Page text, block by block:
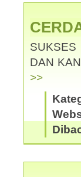
SUKSES
DAN
>>